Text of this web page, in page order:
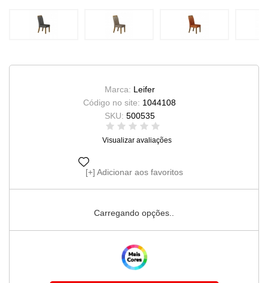
Marca: Leifer
Código no site: 1044108
SKU: 500535
Visualizar avaliações
Adicionar aos favoritos
Carregando opções..